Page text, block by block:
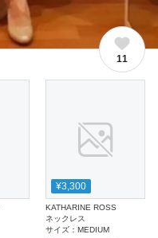
11
¥3,300
KATHARINE ROSS
ネックレス
サイズ： MEDIUM